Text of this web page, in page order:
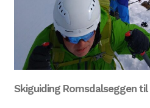
Skiguiding Romsdalseggen